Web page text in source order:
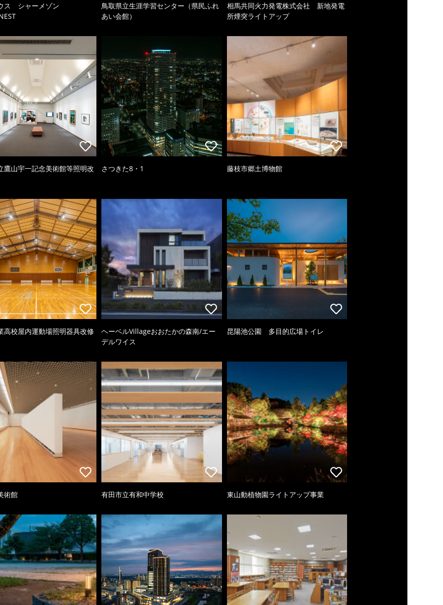
ス シャーメゾン
鳥取県立生涯学習センター（県民ふれ
あい会館）
相馬共同火力発電株式会社 新地発電
所煙突ライトアップ
鷹山宇一記念美術館等照明改 さつきた8・1 藤枝市郷土博物館
高校屋内運動場照明器具改修
ヘーベルVillageおおたかの森南/エー
デルワイス
昆陽池公園 多目的広場トイレ
術館 有田市立有和中学校 東山動植物園ライトアップ事業